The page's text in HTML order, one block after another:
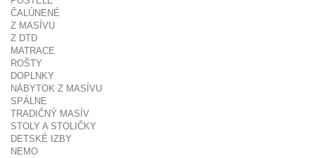
ČALÚNENÉ
Z MASÍVU
Z DTD
MATRACE
ROŠTY
DOPLNKY
NÁBYTOK Z MASÍVU
SPÁLNE
TRADIČNÝ MASÍV
STOLY A STOLIČKY
DETSKÉ IZBY
NEMO